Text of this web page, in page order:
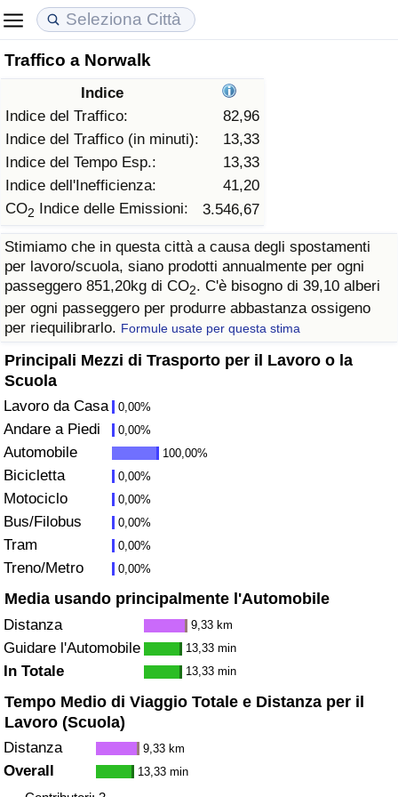
Traffico a Norwalk
Indice
Indice del Traffico:
82,96
Indice del Traffico (in minuti):
13,33
Indice del Tempo Esp.:
13,33
Indice dell'Inefficienza:
41,20
CO2 Indice delle Emissioni: 3.546,67
Stimiamo che in questa città a causa degli spostamenti
per lavoro/scuola, siano prodotti annualmente per ogni
passeggero 851,20kg di CO2. C'è bisogno di 39,10 alberi
per ogni passeggero per produrre abbastanza ossigeno
per riequilibrarlo. Formule usate per questa stima
Principali Mezzi di Trasporto per il Lavoro o la
Scuola
Lavoro da Casa 0,00%
Andare a Piedi 0,00%
Automobile 100,00%
Bicicletta 0,00%
Motociclo 0,00%
Bus/Filobus 0,00%
Tram 0,00%
Treno/Metro 0,00%
Media usando principalmente l'Automobile
Distanza 9,33 km
Guidare l'Automobile 13,33 min
In Totale 13,33 min
Tempo Medio di Viaggio Totale e Distanza per il
Lavoro (Scuola)
Distanza 9,33 km
Overall 13,33 min
Costo della vita
Indice Del Costo Della Vita (corrente)
Indice Del Costo Della Vita
Indice del Costo della Vita per Nazione
ad Aqaba
Prezzi degli immobili
Indice del Prezzo delle Case (Corrente)
Indice del Prezzo delle Case
Indice del Prezzo delle Case per Nazione
Qualità della Vita
Indice della Qualità della Vita
Indice della Qualità della Vita (Corrente)
Indice della qualità della vita per Paese
Criminalità
Indice del Tasso di Criminalità (Corrente)
Indice della Criminalità
Indice di criminalità per paese
Assistenza Sanitaria
Indice dell’Assistenza Sanitaria (Corrente)
Indice dell’Assistenza Sanitaria
Indice dell’Assistenza Sanitaria per
Inquinamento
Indice dell’Inquinamento (Corrente)
Indice di inquinamento
Indice dell’Inquinamento per Nazione